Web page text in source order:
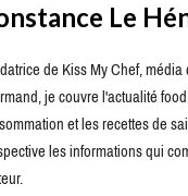
Le
de Kiss My Chef,
je couvre l'actualité
et les recettes de
les informations qui